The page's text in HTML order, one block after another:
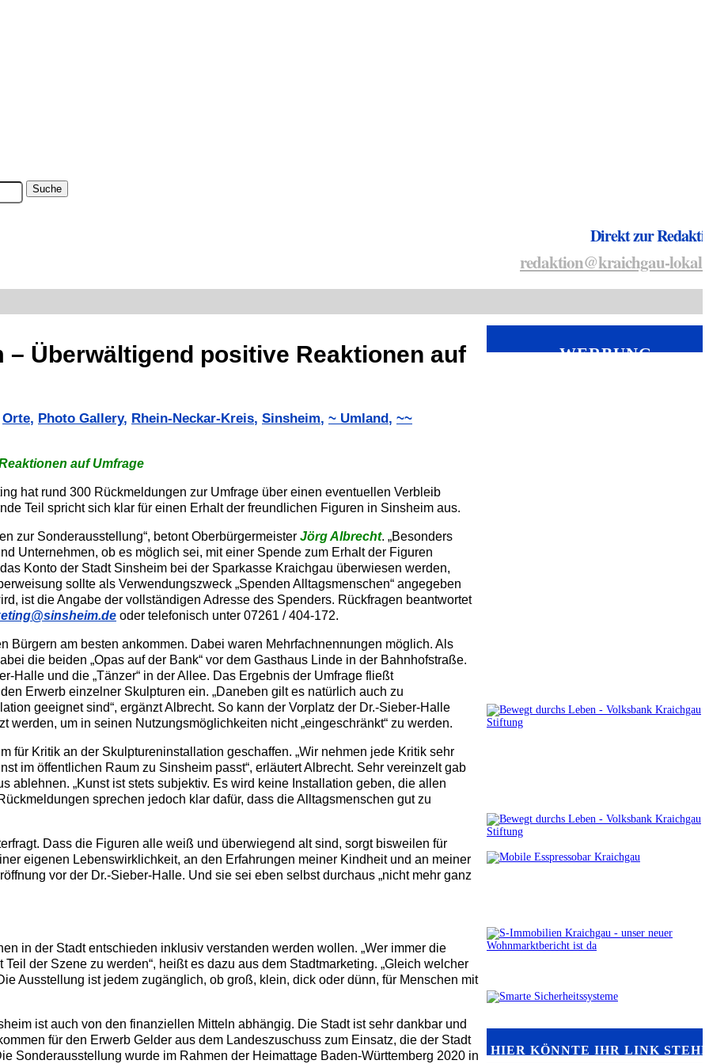
Direkt zur
redaktion@kraichgau-
Überwältigend positive Reaktionen auf
Orte, Photo Gallery, Rhein-Neckar-Kreis, Sinsheim, ~ Umland , ~~
auf Umfrage
hat rund 300 Rückmeldungen zur Umfrage über einen eventuellen Verbleib
Teil spricht sich klar für einen Erhalt der freundlichen Figuren in Sinsheim aus.
zur Sonderausstellung“, betont Oberbürgermeister Jörg Albrecht. „Besonders
Unternehmen, ob es möglich sei, mit einer Spende zum Erhalt der Figuren
Konto der Stadt Sinsheim bei der Sparkasse Kraichgau überwiesen werden,
sollte als Verwendungszweck „Spenden Alltagsmenschen“ angegeben
ist die Angabe der vollständigen Adresse des Spenders. Rückfragen beantwortet
oder telefonisch unter 07261 / 404-172.
Bürgern am besten ankommen. Dabei waren Mehrfachnennungen möglich. Als
die beiden „Opas auf der Bank“ vor dem Gasthaus Linde in der Bahnhofstraße.
Halle und die „Tänzer“ in der Allee. Das Ergebnis der Umfrage fließt
Erwerb einzelner Skulpturen ein. „Daneben gilt es natürlich auch zu
geeignet sind“, ergänzt Albrecht. So kann der Vorplatz der Dr.-Sieber-Halle
um in seinen Nutzungsmöglichkeiten nicht „eingeschränkt“ zu werden.
für Kritik an der Skulptureninstallation geschaffen. „Wir nehmen jede Kritik sehr
im öffentlichen Raum zu Sinsheim passt“, erläutert Albrecht. Sehr vereinzelt gab
ablehnen. „Kunst ist stets subjektiv. Es wird keine Installation geben, die allen
sprechen jedoch klar dafür, dass die Alltagsmenschen gut zu
Dass die Figuren alle weiß und überwiegend alt sind, sorgt bisweilen für
eigenen Lebenswirklichkeit, an den Erfahrungen meiner Kindheit und an meiner
vor der Dr.-Sieber-Halle. Und sie sei eben selbst durchaus „nicht mehr ganz
in der Stadt entschieden inklusiv verstanden werden wollen. „Wer immer die
der Szene zu werden“, heißt es dazu aus dem Stadtmarketing. „Gleich welcher
Ausstellung ist jedem zugänglich, ob groß, klein, dick oder dünn, für Menschen mit
ist auch von den finanziellen Mitteln abhängig. Die Stadt ist sehr dankbar und
für den Erwerb Gelder aus dem Landeszuschuss zum Einsatz, die der Stadt
Sonderausstellung wurde im Rahmen der Heimattage Baden-Württemberg 2020 in
WERBUNG
HIER KÖNNTE IHR LINK